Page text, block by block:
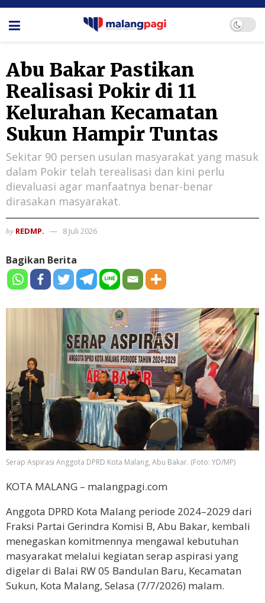
Abu Bakar Pastikan
Realisasi Pokir di 11
Kelurahan Kecamatan
Sukun Hampir Tuntas
Sekitar 90 persen usulan masyarakat yang masuk
dalam Pokir telah terealisasi dan kini perlu
dievaluasi agar manfaatnya benar-benar
dirasakan masyarakat.
by REDMP. 8 Juli 2026
Bagikan Berita
Serap Aspirasi Anggota DPRD Kota Malang, Abu Bakar. (Foto: YD/MP)
KOTA MALANG – malangpagi.com
Anggota DPRD Kota Malang periode 2024–2029 dari
Fraksi Partai Gerindra Komisi B, Abu Bakar, kembali
menegaskan komitmennya mengawal kebutuhan
masyarakat melalui kegiatan serap aspirasi yang
digelar di Balai RW 05 Bandulan Baru, Kecamatan
Sukun, Kota Malang, Selasa (7/7/2026) malam.